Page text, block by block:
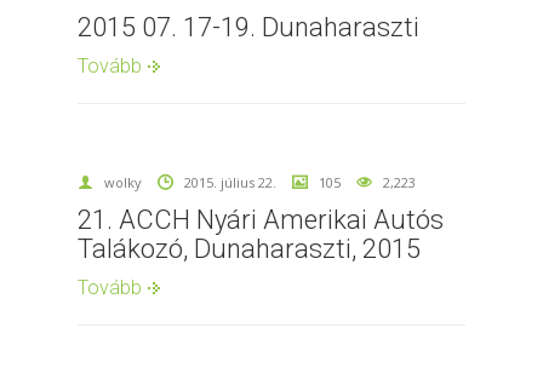
2015 07. 17-19. Dunaharaszti
Tovább
wolky 2015. július 22. 105 2,223
21. ACCH Nyári Amerikai Autós
Talákozó, Dunaharaszti, 2015
Tovább